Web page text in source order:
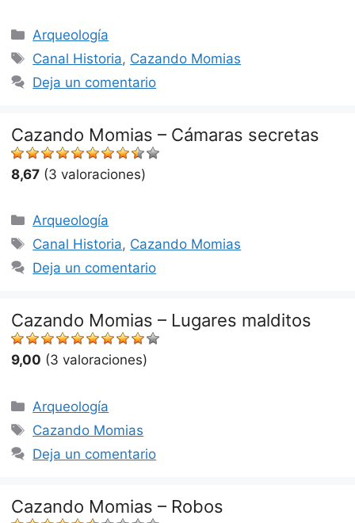
Categorías
Arqueología
Etiquetas
Canal Historia, Cazando Momias
Deja un comentario
Cazando Momias – Cámaras secretas
8,67 (3 valoraciones)
Categorías
Arqueología
Etiquetas
Canal Historia, Cazando Momias
Deja un comentario
Cazando Momias – Lugares malditos
9,00 (3 valoraciones)
Categorías
Arqueología
Etiquetas
Cazando Momias
Deja un comentario
Cazando Momias – Robos